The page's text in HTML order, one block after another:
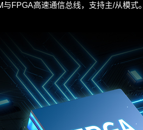
与FPGA高速通信总线，支持主/从模式。